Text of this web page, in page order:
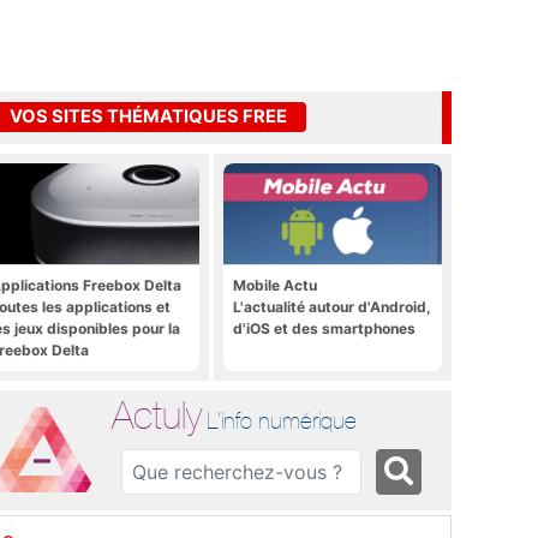
VOS SITES THÉMATIQUES FREE
Freebox Delta
les applications et
jeux disponibles pour la
Delta
Mobile Actu
L'actualité autour d'Android,
d'iOS et des smartphones
Actuly L'info numérique